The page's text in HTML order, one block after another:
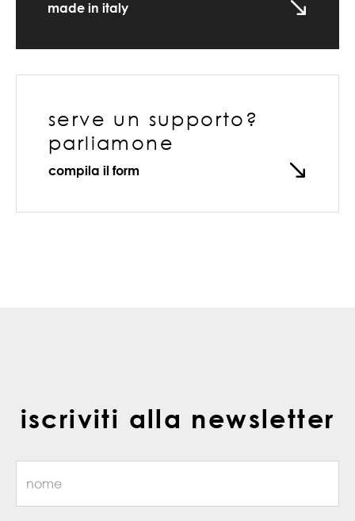
made in italy
serve un supporto?
parliamone
compila il form
iscriviti alla newsletter